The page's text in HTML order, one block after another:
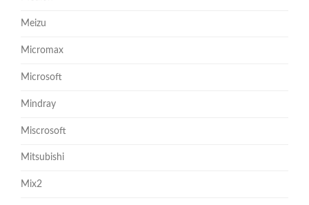
Meizu
Micromax
Microsoft
Mindray
Miscrosoft
Mitsubishi
Mix2